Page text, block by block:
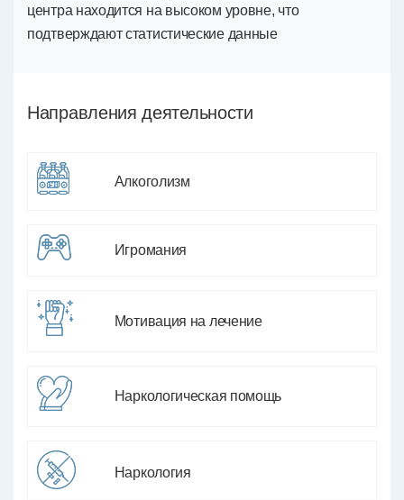
центра находится на высоком уровне, что
подтверждают статистические данные
Направления деятельности
Алкоголизм
Игромания
Мотивация на лечение
Наркологическая помощь
Наркология